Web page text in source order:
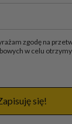
zgodę na
w celu
się!